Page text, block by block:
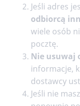
Jeśli adres
odbiorcą
wiele osób
pocztę.
Nie usuwaj
informacje,
dostawcy
Jeśli nie